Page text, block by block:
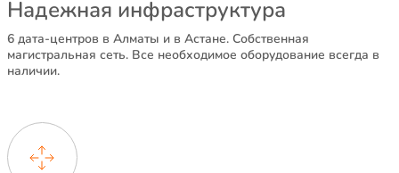
Надежная инфраструктура
6 дата-центров в Алматы и в Астане. Собственная
магистральная сеть. Все необходимое оборудование всегда в
наличии.